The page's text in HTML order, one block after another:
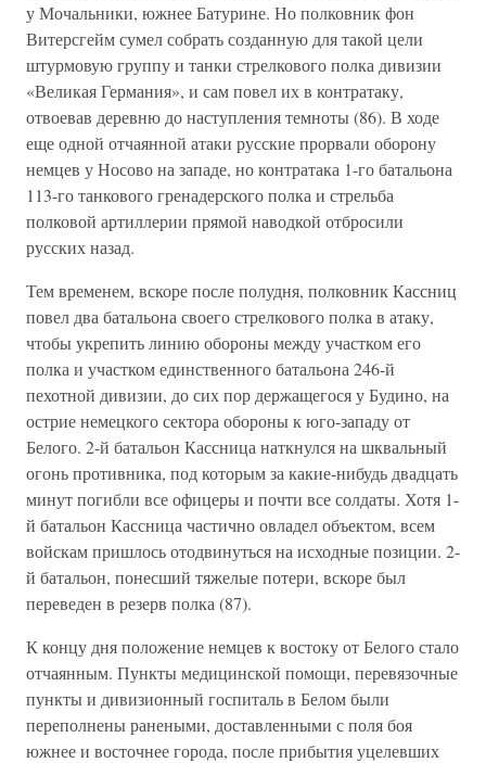
у Мочальники, южнее Батурине. Но полковник фон
Витерсгейм сумел собрать созданную для такой цели
штурмовую группу и танки стрелкового полка дивизии
«Великая Германия», и сам повел их в контратаку,
отвоевав деревню до наступления темноты (86). В ходе
еще одной отчаянной атаки русские прорвали оборону
немцев у Носово на западе, но контратака 1-го батальона
113-го танкового гренадерского полка и стрельба
полковой артиллерии прямой наводкой отбросили
русских назад.
Тем временем, вскоре после полудня, полковник Кассниц
повел два батальона своего стрелкового полка в атаку,
чтобы укрепить линию обороны между участком его
полка и участком единственного батальона 246-й
пехотной дивизии, до сих пор держащегося у Будино, на
острие немецкого сектора обороны к юго-западу от
Белого. 2-й батальон Кассница наткнулся на шквальный
огонь противника, под которым за какие-нибудь двадцать
минут погибли все офицеры и почти все солдаты. Хотя 1-
й батальон Кассница частично овладел объектом, всем
войскам пришлось отодвинуться на исходные позиции. 2-
й батальон, понесший тяжелые потери, вскоре был
переведен в резерв полка (87).
К концу дня положение немцев к востоку от Белого стало
отчаянным. Пункты медицинской помощи, перевязочные
пункты и дивизионный госпиталь в Белом были
переполнены ранеными, доставленными с поля боя
южнее и восточнее города, после прибытия уцелевших